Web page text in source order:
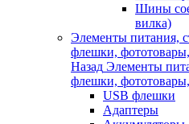
Шины
вилка)
Элементы питания,
флешки,
Назад Элементы
флешки,
USB флешки
Адаптеры